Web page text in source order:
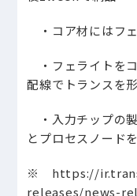
・コア材にはフ
・フェライトを
配線でトランスを
・入力チップの
とプロセスノード
※ https://
releases/news-